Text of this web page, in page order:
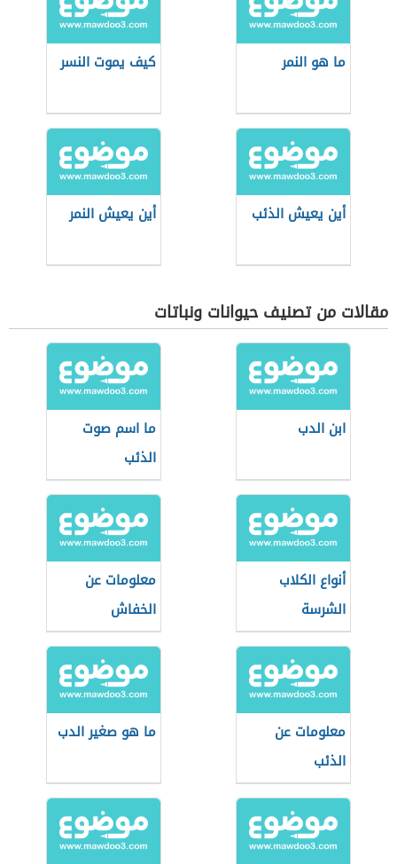
ما هو النمر كيف يموت النسر
أين يعيش الذئب أين يعيش النمر
مقالات من تصنيف حيوانات ونباتات
ابن الدب
ما اسم صوت
الذئب
أنواع الكلاب
الشرسة
معلومات عن
الخفاش
معلومات عن
الذئب
ما هو صغير الدب